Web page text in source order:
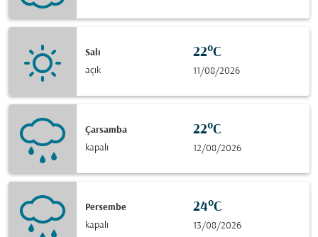
Salı
açık
22°C
11/08/2026
Çarsamba
kapalı
22°C
12/08/2026
Persembe
kapalı
24°C
13/08/2026